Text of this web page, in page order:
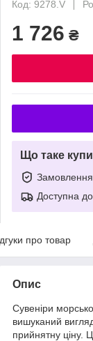
Код: 9278.V
1 726 ₴
Що таке
Замовлення
Доступна
про товар
Опис
Сувеніри
вишуканий
прийнятну ціну.